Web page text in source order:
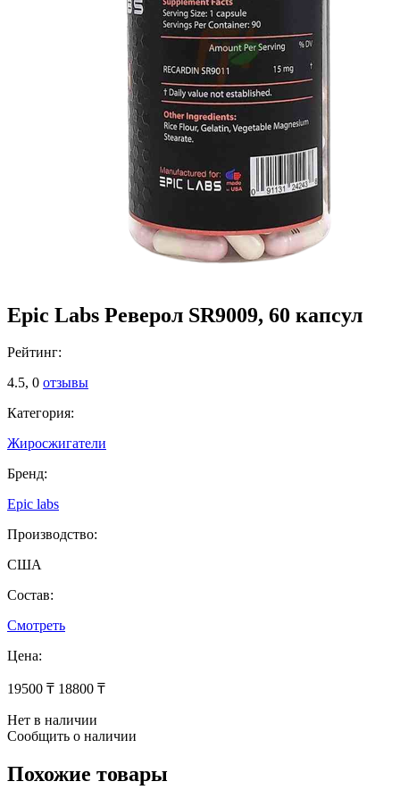
Epic Labs Реверол SR9009, 60 капсул
Рейтинг:
4.5, 0 отзывы
Категория:
Жиросжигатели
Бренд:
Epic labs
Производство:
США
Состав:
Смотреть
Цена:
19500 ₸ 18800 ₸
Нет в наличии
Сообщить о наличии
Похожие товары